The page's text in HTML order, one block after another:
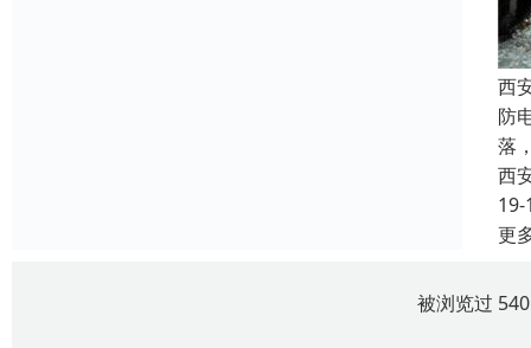
西
防
落
西
19-
更
被浏览过